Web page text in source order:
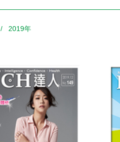
/ 2019年